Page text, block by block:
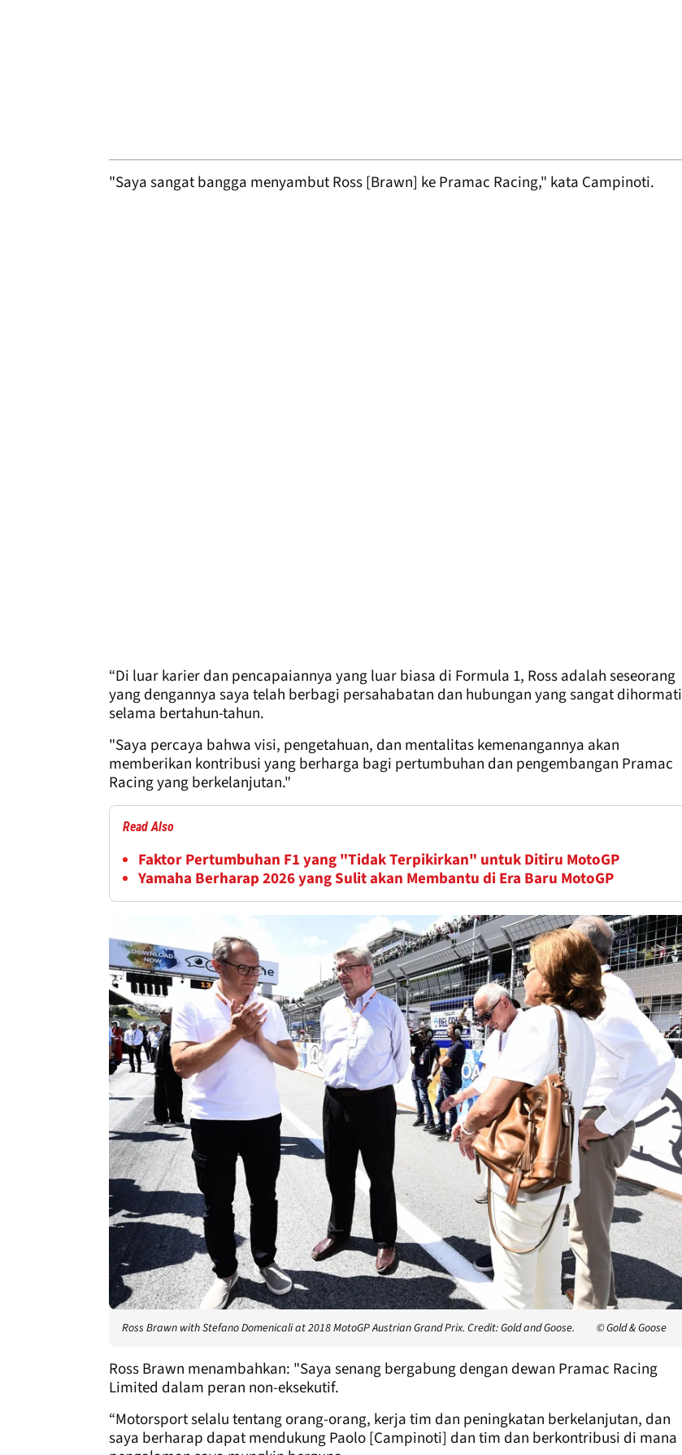
"Saya sangat bangga menyambut Ross [Brawn] ke Pramac Racing," kata Campinoti.
“Di luar karier dan pencapaiannya yang luar biasa di Formula 1, Ross adalah seseorang
yang dengannya saya telah berbagi persahabatan dan hubungan yang sangat dihormati
selama bertahun-tahun.
"Saya percaya bahwa visi, pengetahuan, dan mentalitas kemenangannya akan
memberikan kontribusi yang berharga bagi pertumbuhan dan pengembangan Pramac
Racing yang berkelanjutan."
Read Also
Faktor Pertumbuhan F1 yang "Tidak Terpikirkan" untuk Ditiru MotoGP
Yamaha Berharap 2026 yang Sulit akan Membantu di Era Baru MotoGP
Ross Brawn with Stefano Domenicali at 2018 MotoGP Austrian Grand Prix. Credit: Gold and Goose. © Gold & Goose
Ross Brawn menambahkan: "Saya senang bergabung dengan dewan Pramac Racing
Limited dalam peran non-eksekutif.
“Motorsport selalu tentang orang-orang, kerja tim dan peningkatan berkelanjutan, dan
saya berharap dapat mendukung Paolo [Campinoti] dan tim dan berkontribusi di mana